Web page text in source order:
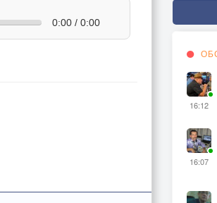
0:00 / 0:00
16:12
16:07